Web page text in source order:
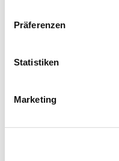
Präferenzen
Statistiken
Marketing